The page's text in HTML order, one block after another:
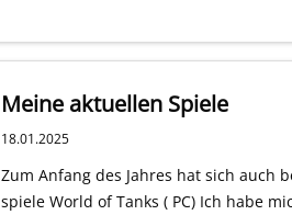
Meine aktuellen Spiele
18.01.2025
Zum Anfang des Jahres hat sich auch
spiele World of Tanks ( PC) Ich habe